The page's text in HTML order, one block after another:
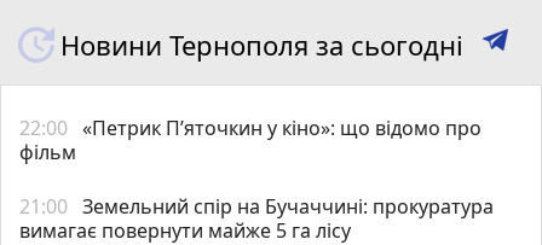
Новини Тернополя за сьогодні
22:00 «Петрик П’яточкин у кіно»: що відомо про
фільм
21:00 Земельний спір на Бучаччині: прокуратура
вимагає повернути майже 5 га лісу